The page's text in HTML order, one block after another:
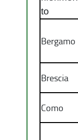
to
Bergamo
Brescia
Como